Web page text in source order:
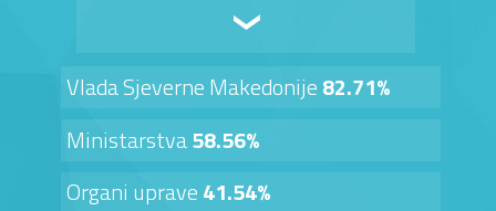
Vlada Sjeverne Makedonije82.71%
Ministarstva58.56%
Organi uprave41.54%